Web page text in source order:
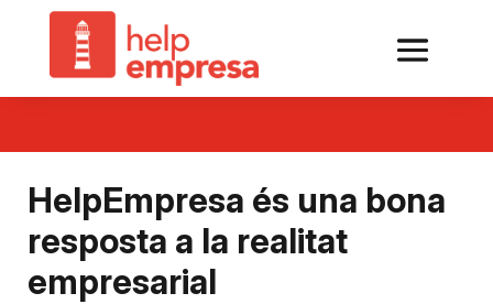
HelpEmpresa és una bona
resposta a la realitat
empresarial